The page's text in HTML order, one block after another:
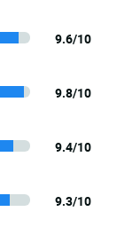
9.6/10
9.8/10
9.4/10
9.3/10